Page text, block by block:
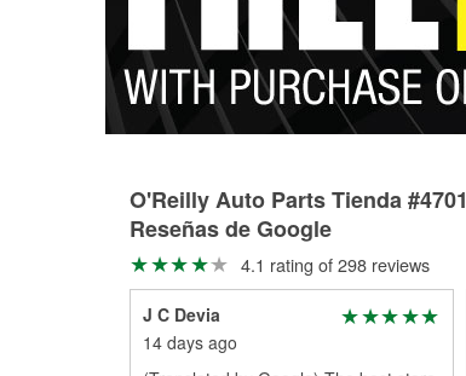
O'Reilly Auto Parts Tienda #4701
Reseñas de Google
4.1 rating of 298 reviews
J C Devia
14 days ago